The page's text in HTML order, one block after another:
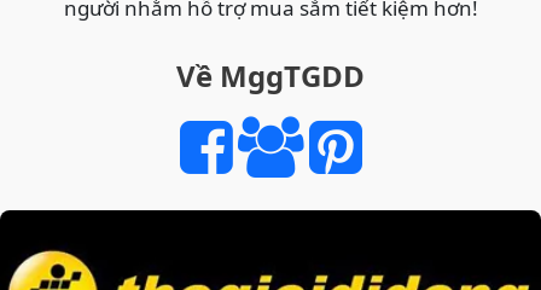
người nhằm hỗ trợ mua sắm tiết kiệm hơn!
Về MggTGDD